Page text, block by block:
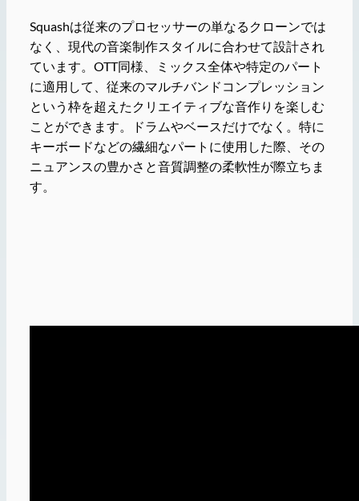
Squashは従来のプロセッサーの単なるクローンでは
なく、現代の音楽制作スタイルに合わせて設計され
ています。OTT同様、ミックス全体や特定のパート
に適用して、従来のマルチバンドコンプレッション
という枠を超えたクリエイティブな音作りを楽しむ
ことができます。ドラムやベースだけでなく。特に
キーボードなどの繊細なパートに使用した際、その
ニュアンスの豊かさと音質調整の柔軟性が際立ちま
す。